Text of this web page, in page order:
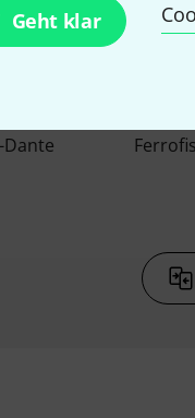
Geht klar